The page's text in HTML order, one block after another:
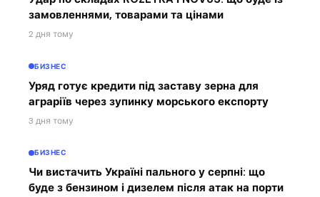
замовленнями, товарами та цінами
2 дня тому
БИЗНЕС
Уряд готує кредити під заставу зерна для
аграріїв через зупинку морського експорту
3 дня тому
БИЗНЕС
Чи вистачить Україні пального у серпні: що
буде з бензином і дизелем після атак на порти